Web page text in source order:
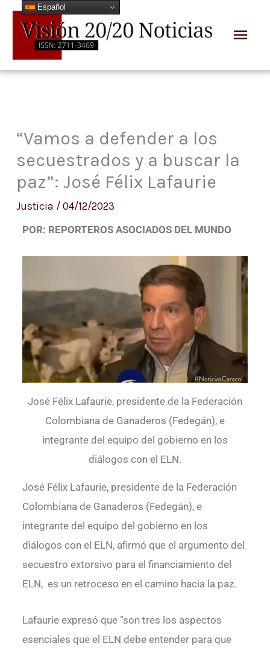
contenido
“Vamos a defender a los
secuestrados y a buscar la
paz”: José Félix Lafaurie
Justicia / 04/12/2023
POR: REPORTEROS ASOCIADOS DEL MUNDO
José Félix Lafaurie, presidente de la Federación
Colombiana de Ganaderos (Fedegán), e
integrante del equipo del gobierno en los
diálogos con el ELN.
José Félix Lafaurie, presidente de la Federación
Colombiana de Ganaderos (Fedegán), e
integrante del equipo del gobierno en los
diálogos con el ELN, afirmó que el argumento del
secuestro extorsivo para el financiamiento del
ELN, es un retroceso en el camino hacia la paz.
Lafaurie expresó que “son tres los aspectos
esenciales que el ELN debe entender para que
Español